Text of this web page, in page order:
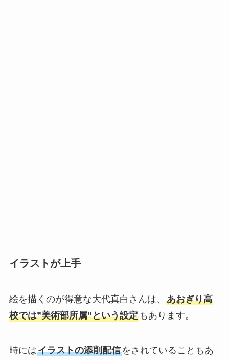
イラストが上手
絵を描くのが得意な大代真白さんは、 あおぎり高
校では”美術部所属”という設定もあります。
時にはイラストの添削配信をされていることもあ